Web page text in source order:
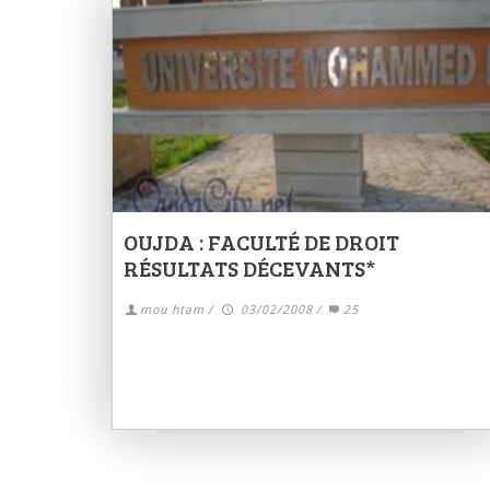
OUJDA : FACULTÉ DE DROIT
RÉSULTATS DÉCEVANTS*
mou htam / 03/02/2008 / 25